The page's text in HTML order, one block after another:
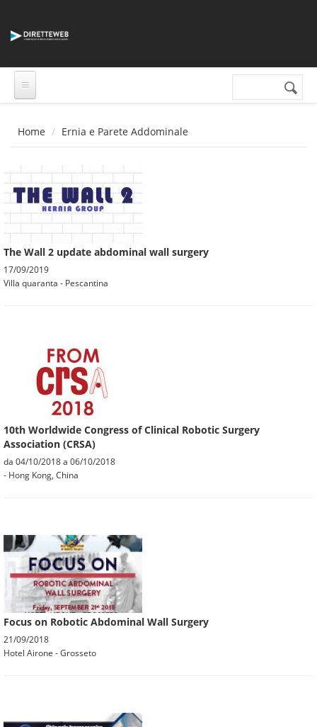
Form di
Cerca nel sito
Home Ernia e Parete Addominale
The Wall 2 update abdominal wall surgery
17/09/2019
Villa quaranta - Pescantina
10th Worldwide Congress of Clinical Robotic Surgery
Association (CRSA)
da 04/10/2018a 06/10/2018
- Hong Kong, China
Focus on Robotic Abdominal Wall Surgery
21/09/2018
Hotel Airone - Grosseto